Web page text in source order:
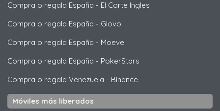
Compra o regala España - El Corte Ingles
Compra o regala España - Glovo
Compra o regala España - Moeve
Compra o regala España - PokerStars
Compra o regala Venezuela - Binance
Móviles más liberados